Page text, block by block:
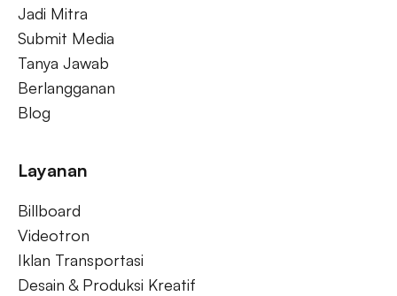
Jadi Mitra
Submit Media
Tanya Jawab
Berlangganan
Blog
Layanan
Billboard
Videotron
Iklan Transportasi
Desain & Produksi Kreatif